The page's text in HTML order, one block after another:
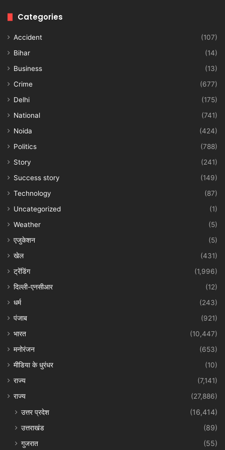
Categories
Accident
(107)
Bihar
(14)
Business
(13)
Crime
(677)
Delhi
(175)
National
(741)
Noida
(424)
Politics
(788)
Story
(241)
Success story
(149)
Technology
(87)
Uncategorized
(1)
Weather
(5)
एजुकेशन
(5)
खेल
(431)
ट्रेंडिंग
(1,996)
दिल्ली-एनसीआर
(12)
धर्म
(243)
पंजाब
(921)
भारत
(10,447)
मनोरंजन
(653)
मीडिया के धुरंधर
(10)
राज्य
(7,141)
राज्य
(27,886)
उत्तर प्रदेश
(16,414)
उत्तराखंड
(89)
गुजरात
(55)